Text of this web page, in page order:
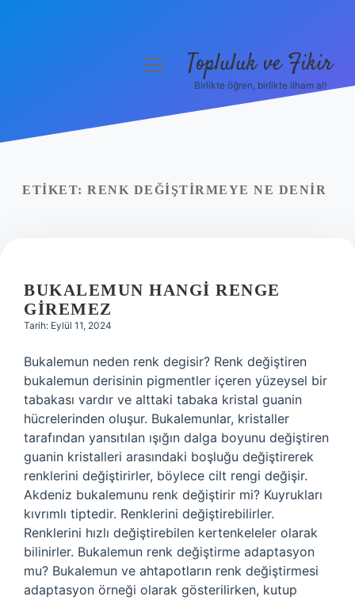
Yasal Uyarı
menüyüTopluluk ve Fikir
Birlikte öğren, birlikte ilham al!
ETIKET: RENK DEĞIŞTIRMEYE NE DENIR
BUKALEMUN HANGI RENGE
GIREMEZ
Tarih: Eylül 11, 2024
Bukalemun neden renk degisir? Renk değiştiren
bukalemun derisinin pigmentler içeren yüzeysel bir
tabakası vardır ve alttaki tabaka kristal guanin
hücrelerinden oluşur. Bukalemunlar, kristaller
tarafından yansıtılan ışığın dalga boyunu değiştiren
guanin kristalleri arasındaki boşluğu değiştirerek
renklerini değiştirirler, böylece cilt rengi değişir.
Akdeniz bukalemunu renk değiştirir mi? Kuyrukları
kıvrımlı tiptedir. Renklerini değiştirebilirler.
Renklerini hızlı değiştirebilen kertenkeleler olarak
bilinirler. Bukalemun renk değiştirme adaptasyon
mu? Bukalemun ve ahtapotların renk değiştirmesi
adaptasyon örneği olarak gösterilirken, kutup